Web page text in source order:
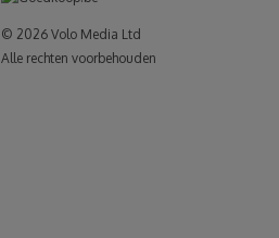
© 2026 Volo Media Ltd
Alle rechten voorbehouden